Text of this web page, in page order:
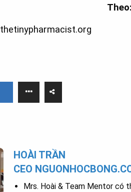
thetinypharmacist.org
HOÀI TRẦN
CEO
Mrs. Hoài & Team Mentor có